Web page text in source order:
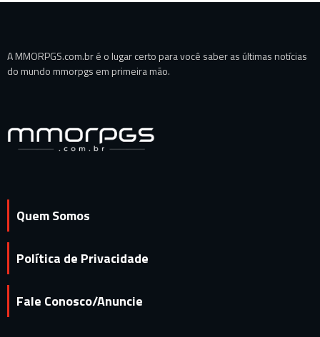
A MMORPGS.com.br é o lugar certo para você saber as últimas notícias
do mundo mmorpgs em primeira mão.
Quem Somos
Política de Privacidade
Fale Conosco/Anuncie